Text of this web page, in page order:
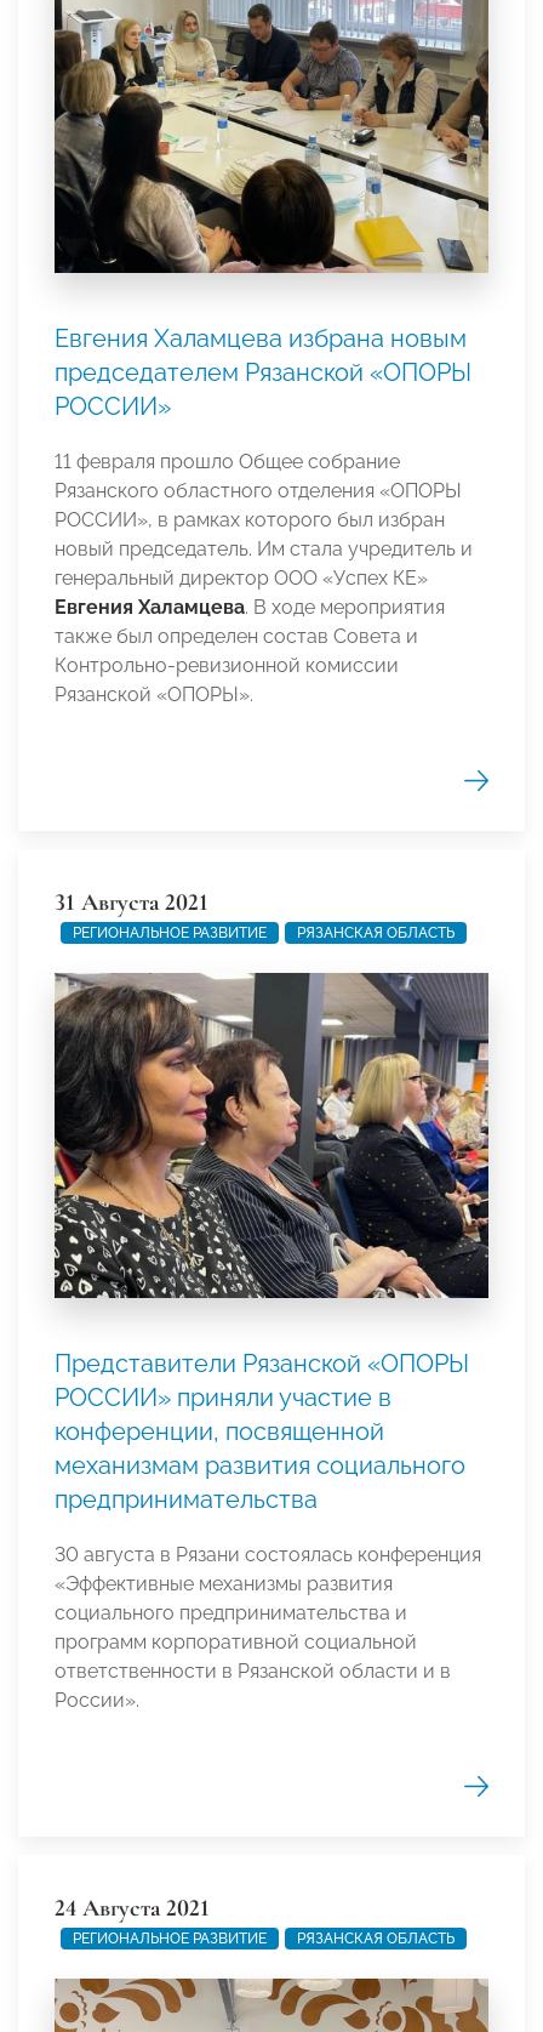
Евгения Халамцева избрана новым
председателем Рязанской «ОПОРЫ
РОССИИ»
11 февраля прошло Общее собрание
Рязанского областного отделения «ОПОРЫ
РОССИИ», в рамках которого был избран
новый председатель. Им стала учредитель и
генеральный директор ООО «Успех КЕ»
Евгения Халамцева. В ходе мероприятия
также был определен состав Совета и
Контрольно-ревизионной комиссии
Рязанской «ОПОРЫ».
31 Августа 2021
РЕГИОНАЛЬНОЕ РАЗВИТИЕ РЯЗАНСКАЯ ОБЛАСТЬ
Представители Рязанской «ОПОРЫ
РОССИИ» приняли участие в
конференции, посвященной
механизмам развития социального
предпринимательства
30 августа в Рязани состоялась конференция
«Эффективные механизмы развития
социального предпринимательства и
программ корпоративной социальной
ответственности в Рязанской области и в
России».
24 Августа 2021
РЕГИОНАЛЬНОЕ РАЗВИТИЕ РЯЗАНСКАЯ ОБЛАСТЬ